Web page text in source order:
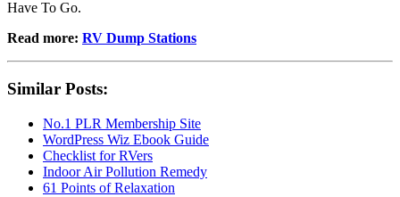
Have To Go.
Read more: RV Dump Stations
Similar Posts:
No.1 PLR Membership Site
WordPress Wiz Ebook Guide
Checklist for RVers
Indoor Air Pollution Remedy
61 Points of Relaxation